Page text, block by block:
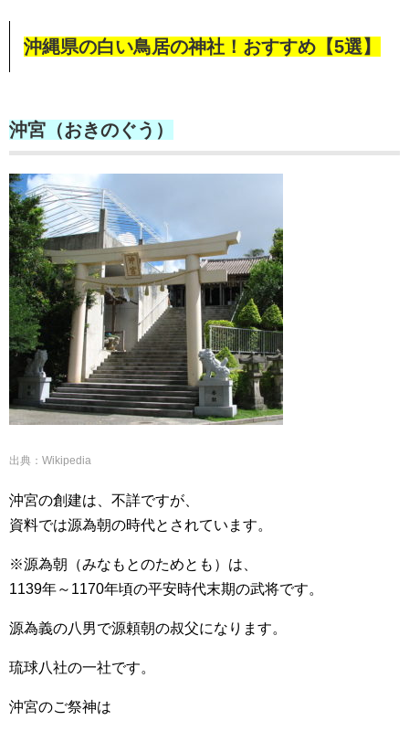
沖縄県の白い鳥居の神社！おすすめ【5選】
沖宮（おきのぐう）
出典：Wikipedia
沖宮の創建は、不詳ですが、
資料では源為朝の時代とされています。
※源為朝（みなもとのためとも）は、
1139年～1170年頃の平安時代末期の武将です。
源為義の八男で源頼朝の叔父になります。
琉球八社の一社です。
沖宮のご祭神は